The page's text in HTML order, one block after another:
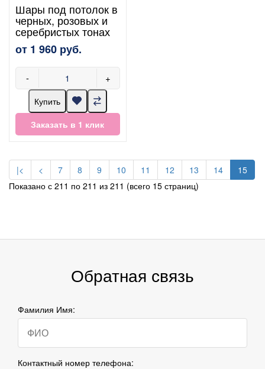
Шары под потолок в
черных, розовых и
серебристых тонах
от 1 960 руб.
- +
Купить
Заказать в 1 клик
|< < 7 8 9 10 11 12 13 14
15
Показано с 211 по 211 из 211 (всего 15 страниц)
Обратная связь
Фамилия Имя:
Контактный номер телефона: